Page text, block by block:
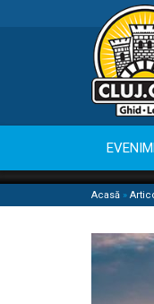
Acasă »